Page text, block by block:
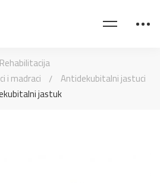
Rehabilitacija
i madraci
Antidekubitalni jastuci
jastuk